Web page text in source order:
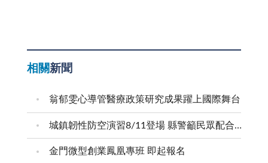
相關新聞
翁郁雯心導管醫療政策研究成果躍上國際舞台
城鎮韌性防空演習8/11登場 縣警籲民眾配合疏散避難
金門微型創業鳳凰專班 即起報名